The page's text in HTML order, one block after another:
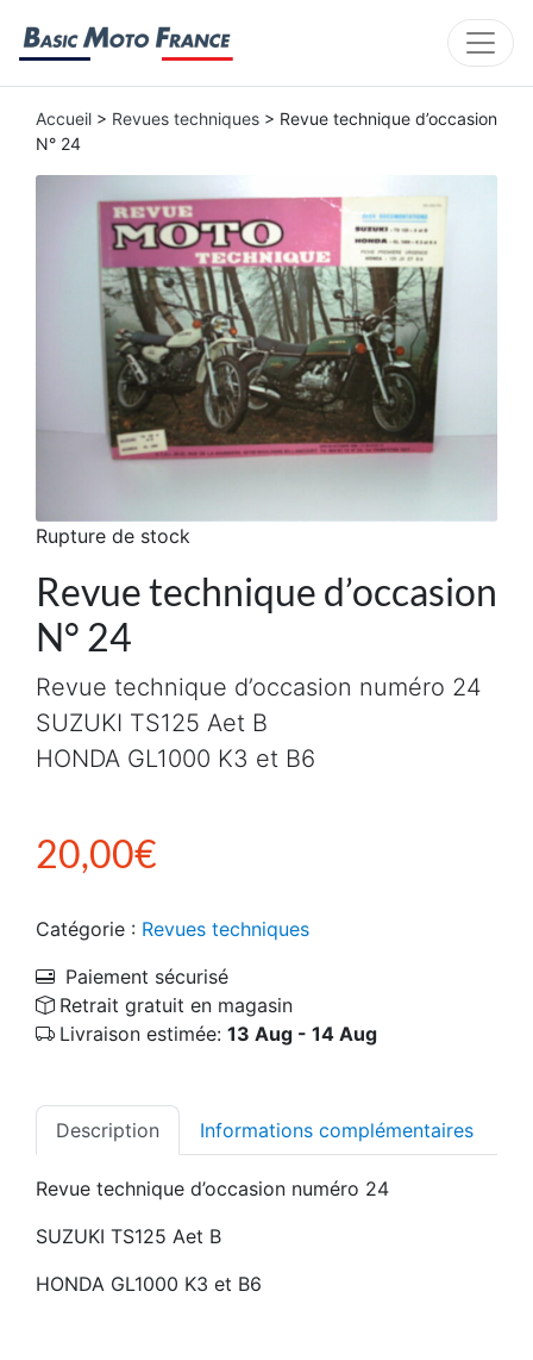
Accueil > Revues techniques > Revue technique d’occasion
N° 24
Revue technique d’occasion
N° 24
20,00€
Revue technique d’occasion numéro 24
SUZUKI TS125 Aet B
HONDA GL1000 K3 et B6
Rupture de stock
Catégorie : Revues techniques
Paiement sécurisé
Retrait gratuit en magasin
Livraison estimée: 13 Aug - 14 Aug
Description Informations complémentaires
Revue technique d’occasion numéro 24
SUZUKI TS125 Aet B
HONDA GL1000 K3 et B6